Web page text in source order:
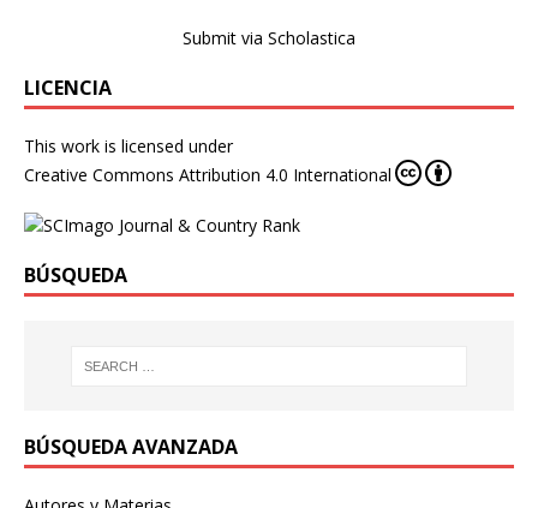
Submit via Scholastica
LICENCIA
This work is licensed under
Creative Commons Attribution 4.0 International
BÚSQUEDA
BÚSQUEDA AVANZADA